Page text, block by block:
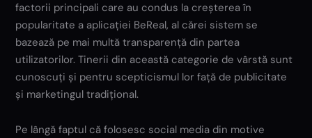
factorii principali care au condus la creșterea în
popularitate a aplicației BeReal, al cărei sistem se
bazează pe mai multă transparență din partea
utilizatorilor. Tinerii din această categorie de vârstă sunt
cunoscuți și pentru scepticismul lor față de publicitate
și marketingul tradițional.
Pe lângă faptul că folosesc social media din motive